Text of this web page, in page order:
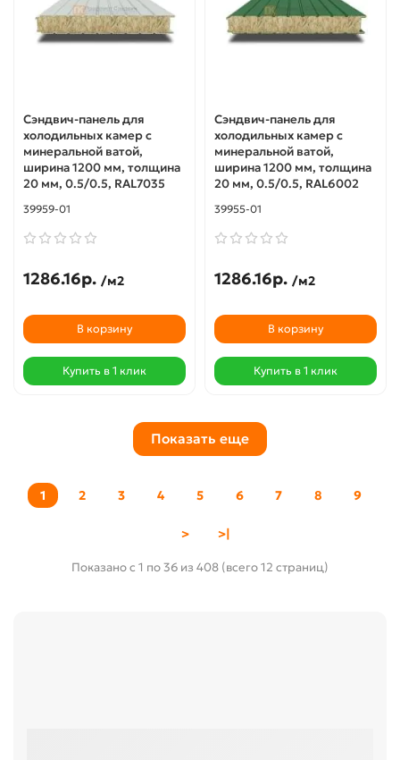
Сэндвич-панель для
холодильных камер с
минеральной ватой,
ширина 1200 мм, толщина
20 мм, 0.5/0.5, RAL7035
39959-01
1286.16р. /м2
В корзину
Купить в 1 клик
Сэндвич-панель для
холодильных камер с
минеральной ватой,
ширина 1200 мм, толщина
20 мм, 0.5/0.5, RAL6002
39955-01
1286.16р. /м2
В корзину
Купить в 1 клик
Показать еще
1 2 3 4 5 6 7 8 9
> >|
Показано с 1 по 36 из 408 (всего 12 страниц)